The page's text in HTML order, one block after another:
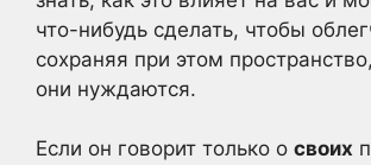
что-нибудь сделать, чтобы
сохраняя при этом
они нуждаются.
Если он говорит только о своих